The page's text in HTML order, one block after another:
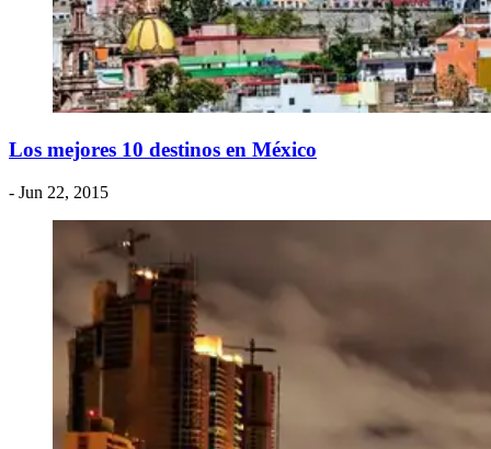
​Los mejores 10 destinos en México
- Jun 22, 2015